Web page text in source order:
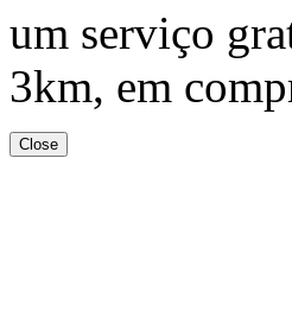
um serviço
3km, em
Close